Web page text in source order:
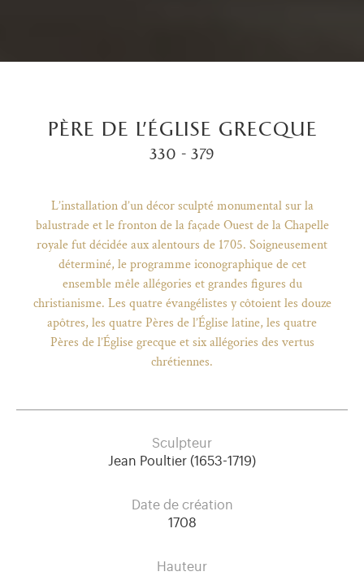
onglet)
nouvel onglet)
fenêtre modale)
de l'application (ouverture dans un nouvel onglet)
père de l’église grecque
330 - 379
L’installation d’un décor sculpté monumental sur la
balustrade et le fronton de la façade Ouest de la Chapelle
royale fut décidée aux alentours de 1705. Soigneusement
déterminé, le programme iconographique de cet
ensemble mêle allégories et grandes figures du
christianisme. Les quatre évangélistes y côtoient les douze
apôtres, les quatre Pères de l’Église latine, les quatre
Pères de l’Église grecque et six allégories des vertus
chrétiennes.
Sculpteur
Jean Poultier (1653-1719)
Date de création
1708
Hauteur